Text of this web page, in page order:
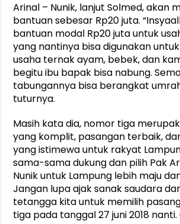
Arinal – Nunik, lanjut Solmed, akan
bantuan sebesar Rp20 juta.
bantuan modal Rp20 juta untuk
yang nantinya bisa digunakan
usaha ternak ayam, bebek, dan
begitu ibu bapak bisa nabung.
tabungannya bisa berangkat
tuturnya.
Masih kata dia, nomor tiga
yang komplit, pasangan terbaik,
yang istimewa untuk rakyat
sama-sama dukung dan pilih Pak
Nunik untuk Lampung lebih maju
Jangan lupa ajak sanak saudara
tetangga kita untuk memilih
tiga pada tanggal 27 juni 2018